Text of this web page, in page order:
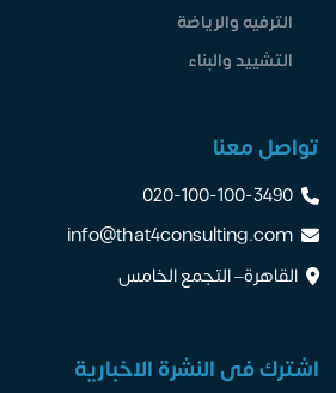
الترفيه والرياضة
التشييد والبناء
تواصل معنا
020-100-100-3490
info@that4consulting.com
القاهرة– التجمع الخامس
اشترك فى النشرة الاخبارية